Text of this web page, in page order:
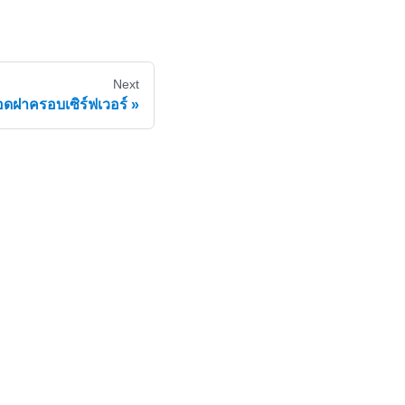
Next
ดฝาครอบเซิร์ฟเวอร์